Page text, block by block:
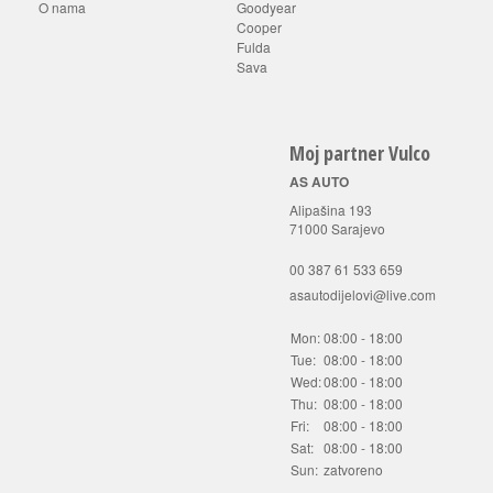
O nama
Goodyear
Cooper
Fulda
Sava
Moj partner Vulco
AS AUTO
Alipašina 193
71000 Sarajevo
00 387 61 533 659
asautodijelovi@live.com
Mon:08:00 - 18:00
Tue: 08:00 - 18:00
Wed:08:00 - 18:00
Thu: 08:00 - 18:00
Fri:
08:00 - 18:00
Sat: 08:00 - 18:00
Sun: zatvoreno